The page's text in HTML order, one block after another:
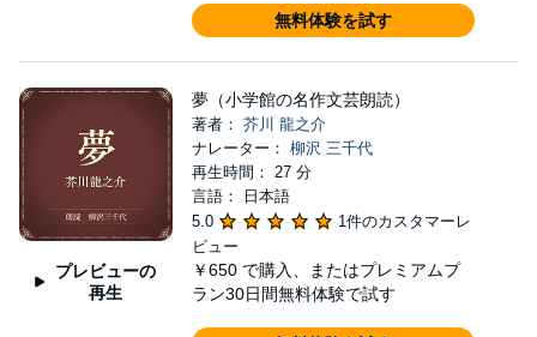
無料体験を試す
プレビューの
再生
夢（小学館の名作文芸朗読）
著者： 芥川 龍之介
ナレーター： 柳沢 三千代
再生時間： 27 分
言語： 日本語
5.0
1件のカスタマーレ
ビュー
￥650 で購入、またはプレミアムプ
ラン30日間無料体験で試す